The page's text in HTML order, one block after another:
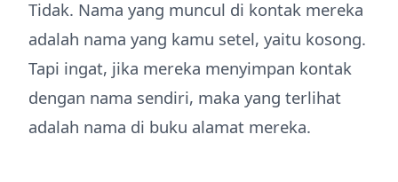
Tidak. Nama yang muncul di kontak mereka
adalah nama yang kamu setel, yaitu kosong.
Tapi ingat, jika mereka menyimpan kontak
dengan nama sendiri, maka yang terlihat
adalah nama di buku alamat mereka.